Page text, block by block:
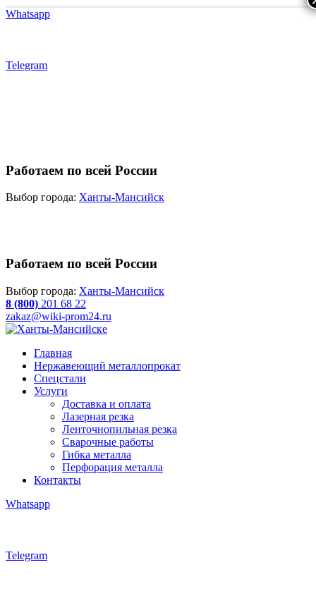
Whatsapp
Telegram
Работаем по всей России
Выбор города: Ханты-Мансийск
Работаем по всей России
Выбор города: Ханты-Мансийск
8 (800) 201 68 22
zakaz@wiki-prom24.ru
Главная
Нержавеющий металлопрокат
Спецстали
Услуги
Доставка и оплата
Лазерная резка
Ленточнопильная резка
Сварочные работы
Гибка металла
Перфорация металла
Контакты
Whatsapp
Telegram